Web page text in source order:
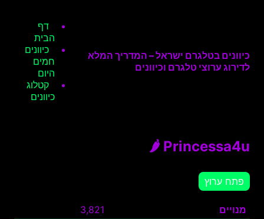
כיוונים בטלגרם ישראל – המדריך המלא
לדירוג ערוצי טלגרם וכיוונים
דף
הבית
כיוונים
חמים
היום
קטלוג
כיוונים
Princessa4u 🌶
פתח ערוץ
מנויים
3,821